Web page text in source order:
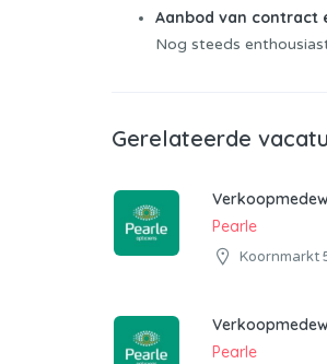
Aanbod van contract
Nog steeds
Gerelateerde
Pearle
Koornmarkt
Pearle